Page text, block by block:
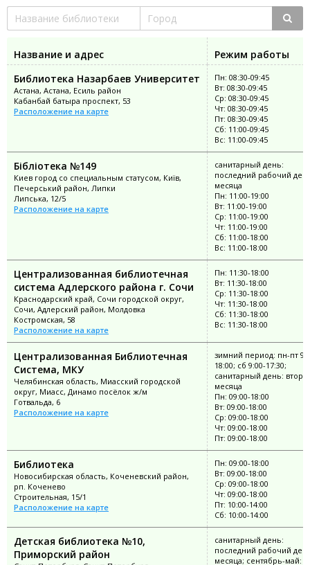
Название и адрес
Режим работы
Библиотека Назарбаев Университет
Астана, Астана, Есиль район
Кабанбай батыра проспект, 53
Расположение на карте
Пн: 08:30-09:45
Вт: 08:30-09:45
Ср: 08:30-09:45
Чт: 08:30-09:45
Пт: 08:30-09:45
Сб: 11:00-09:45
Вс: 11:00-09:45
Бібліотека №149
Киев город со специальным статусом, Київ,
Печерський район, Липки
Липська, 12/5
Расположение на карте
санитарный день:
последний рабочий
месяца
Пн: 11:00-19:00
Вт: 11:00-19:00
Ср: 11:00-19:00
Чт: 11:00-19:00
Сб: 11:00-18:00
Вс: 11:00-18:00
Централизованная библиотечная
система Адлерского района г. Сочи
Краснодарский край, Сочи городской округ,
Сочи, Адлерский район, Молдовка
Костромская, 58
Расположение на карте
Пн: 11:30-18:00
Вт: 11:30-18:00
Ср: 11:30-18:00
Чт: 11:30-18:00
Сб: 11:30-18:00
Вс: 11:30-18:00
Централизованная Библиотечная
Система, МКУ
Челябинская область, Миасский городской
округ, Миасс, Динамо посёлок ж/м
Готвальда, 6
Расположение на карте
зимний период: пн-пт
18:00; сб 9:00-17:30;
санитарный день:
месяца
Пн: 09:00-18:00
Вт: 09:00-18:00
Ср: 09:00-18:00
Чт: 09:00-18:00
Пт: 09:00-18:00
Библиотека
Новосибирская область, Коченевский район,
рп. Коченево
Строительная, 15/1
Расположение на карте
Пн: 09:00-18:00
Вт: 09:00-18:00
Ср: 09:00-18:00
Чт: 09:00-18:00
Пт: 10:00-14:00
Сб: 10:00-14:00
Детская библиотека №10,
Приморский район
санитарный день:
последний рабочий
месяца; сентябрь-май: